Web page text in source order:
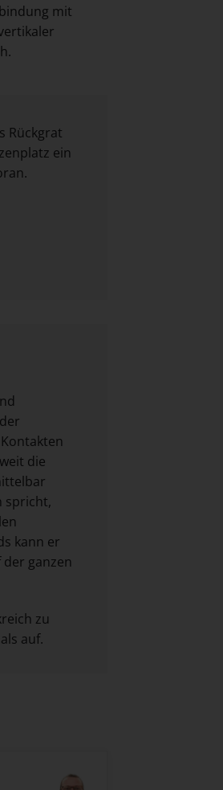
mit
Rückgrat
ein
die
spricht,
kann er
ganzen
zu
auf.